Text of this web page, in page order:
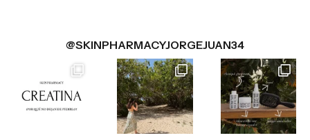
@SKINPHARMACYJORGEJUAN34